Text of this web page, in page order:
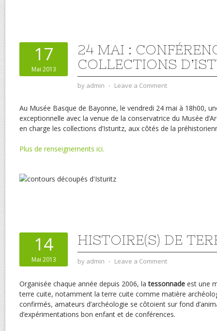
17
Mai 2013
24 MAI :
COLLECTIONS
by admin ⋅ Leave a Comment
Au Musée Basque de Bayonne, le vendredi 24 mai à 18h00,
exceptionnelle avec la venue de la conservatrice du Musée
en charge les collections d’Isturitz, aux côtés de la
Plus de renseignements ici.
14
Mai 2013
HISTOIRE(S) DE
by admin ⋅ Leave a Comment
Organisée chaque année depuis 2006, latessonnade est une
terre cuite, notamment la terre cuite comme matière
confirmés, amateurs d’archéologie se côtoient sur fond
d’expérimentations bon enfant et de conférences.